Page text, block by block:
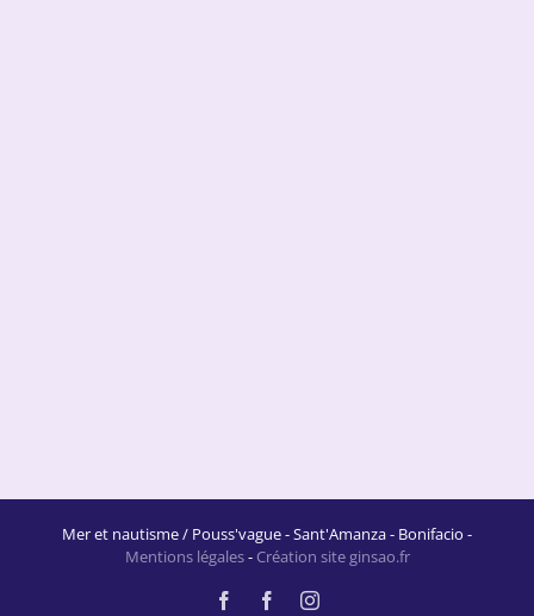
Mer et nautisme / Pouss'vague - Sant'Amanza - Bonifacio -
Mentions légales- Création site ginsao.fr
FacebookFacebookInstagram